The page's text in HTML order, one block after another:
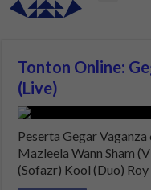
Tonton Online:
(Live)
Peserta Gegar
Mazleela Wann Sham
(Sofazr) Kool (Duo) Roy